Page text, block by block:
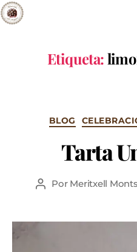
Etiqueta:
BLOG
Tarta
Por Meritxell